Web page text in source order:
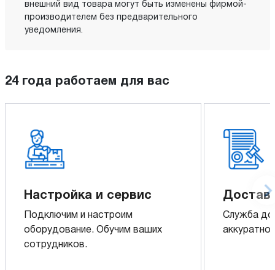
внешний вид товара могут быть изменены фирмой-
производителем без предварительного
уведомления.
24 года работаем для вас
Настройка и сервис
Подключим и настроим
оборудование. Обучим ваших
сотрудников.
Служба
аккуратно